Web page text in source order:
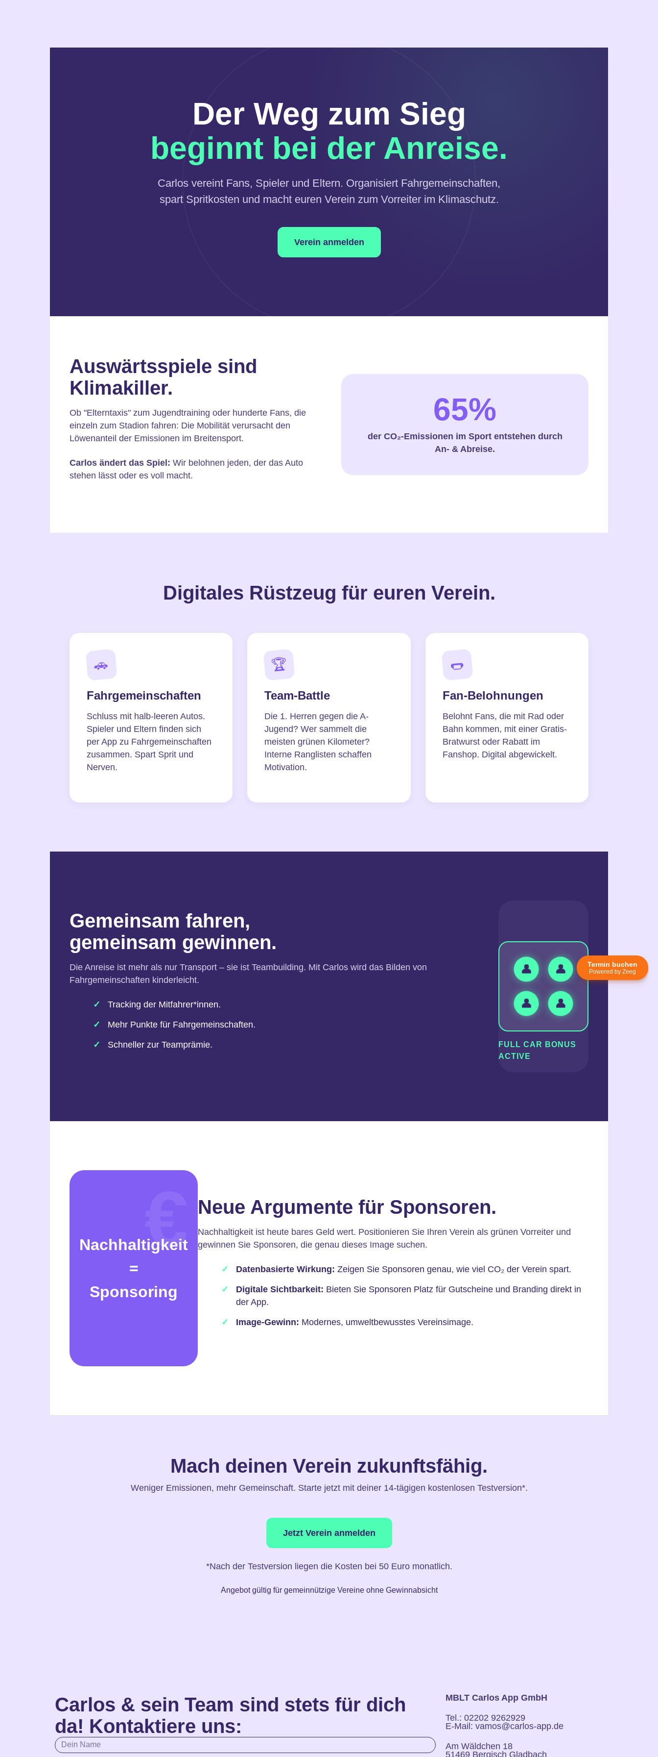
Der Weg zum Sieg
beginnt bei der Anreise.
Carlos vereint Fans, Spieler und Eltern. Organisiert Fahrgemeinschaften,
spart Spritkosten und macht euren Verein zum Vorreiter im Klimaschutz.
Verein anmelden
Auswärtsspiele sind
Klimakiller.
Ob "Elterntaxis" zum Jugendtraining oder hunderte Fans, die
einzeln zum Stadion fahren: Die Mobilität verursacht den
Löwenanteil der Emissionen im Breitensport.
Carlos ändert das Spiel: Wir belohnen jeden, der das Auto
stehen lässt oder es voll macht.
65%
der CO₂-Emissionen im Sport entstehen durch
An- & Abreise.
Digitales Rüstzeug für euren Verein.
🚗
Fahrgemeinschaften
Schluss mit halb-leeren Autos.
Spieler und Eltern finden sich
per App zu Fahrgemeinschaften
zusammen. Spart Sprit und
Nerven.
🏆
Team-Battle
Die 1. Herren gegen die A-
Jugend? Wer sammelt die
meisten grünen Kilometer?
Interne Ranglisten schaffen
Motivation.
🌭
Fan-Belohnungen
Belohnt Fans, die mit Rad oder
Bahn kommen, mit einer Gratis-
Bratwurst oder Rabatt im
Fanshop. Digital abgewickelt.
Gemeinsam fahren,
gemeinsam gewinnen.
Die Anreise ist mehr als nur Transport – sie ist Teambuilding. Mit Carlos wird das Bilden von
Fahrgemeinschaften kinderleicht.
Tracking der Mitfahrer*innen.
Mehr Punkte für Fahrgemeinschaften.
Schneller zur Teamprämie.
👤 👤
👤 👤
FULL CAR BONUS
ACTIVE
Neue Argumente für Sponsoren.
Nachhaltigkeit ist heute bares Geld wert. Positionieren Sie Ihren Verein als grünen Vorreiter und
gewinnen Sie Sponsoren, die genau dieses Image suchen.
Datenbasierte Wirkung: Zeigen Sie Sponsoren genau, wie viel CO₂ der Verein spart.
Digitale Sichtbarkeit: Bieten Sie Sponsoren Platz für Gutscheine und Branding direkt in
der App.
Image-Gewinn: Modernes, umweltbewusstes Vereinsimage.
Nachhaltigkeit
=
Sponsoring
Mach deinen Verein zukunftsfähig.
Weniger Emissionen, mehr Gemeinschaft. Starte jetzt mit deiner 14-tägigen kostenlosen Testversion*.
Jetzt Verein anmelden
*Nach der Testversion liegen die Kosten bei 50 Euro monatlich.
Angebot gültig für gemeinnützige Vereine ohne Gewinnabsicht
Carlos & sein Team sind stets für dich
da! Kontaktiere uns:
Name
MBLT Carlos App GmbH
Tel.: 02202 9262929
E-Mail: vamos@carlos-app.de
Am Wäldchen 18
51469 Bergisch Gladbach
Termin buchen
Powered by Zeeg